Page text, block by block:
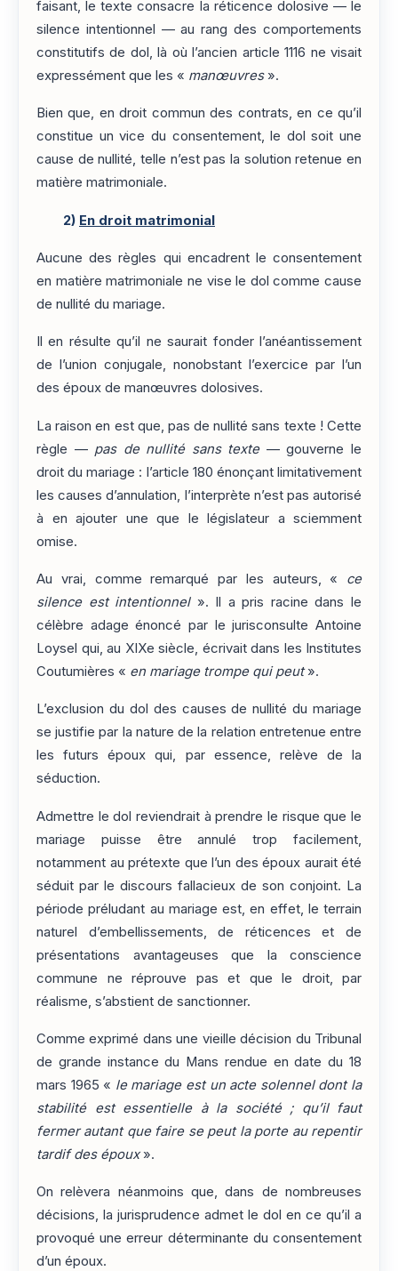
faisant, le texte consacre la réticence dolosive — le
silence intentionnel — au rang des comportements
constitutifs de dol, là où l’ancien article 1116 ne visait
expressément que les « manœuvres».
Bien que, en droit commun des contrats, en ce qu’il
constitue un vice du consentement, le dol soit une
cause de nullité, telle n’est pas la solution retenue en
matière matrimoniale.
2) En droit matrimonial
Aucune des règles qui encadrent le consentement
en matière matrimoniale ne vise le dol comme cause
de nullité du mariage.
Il en résulte qu’il ne saurait fonder l’anéantissement
de l’union conjugale, nonobstant l’exercice par l’un
des époux de manœuvres dolosives.
La raison en est que, pas de nullité sans texte ! Cette
règle — pas de nullité sans texte— gouverne le
droit du mariage : l’article 180 énonçant limitativement
les causes d’annulation, l’interprète n’est pas autorisé
à en ajouter une que le législateur a sciemment
omise.
Au vrai, comme remarqué par les auteurs, « ce
silence est intentionnel». Il a pris racine dans le
célèbre adage énoncé par le jurisconsulte Antoine
Loysel qui, au XIXe siècle, écrivait dans les Institutes
Coutumières « en mariage trompe qui peut».
L’exclusion du dol des causes de nullité du mariage
se justifie par la nature de la relation entretenue entre
les futurs époux qui, par essence, relève de la
séduction.
Admettre le dol reviendrait à prendre le risque que le
mariage puisse être annulé trop facilement,
notamment au prétexte que l’un des époux aurait été
séduit par le discours fallacieux de son conjoint. La
période préludant au mariage est, en effet, le terrain
naturel d’embellissements, de réticences et de
présentations avantageuses que la conscience
commune ne réprouve pas et que le droit, par
réalisme, s’abstient de sanctionner.
Comme exprimé dans une vieille décision du Tribunal
de grande instance du Mans rendue en date du 18
mars 1965 « le mariage est un acte solennel dont la
stabilité est essentielle à la société ; qu’il faut
fermer autant que faire se peut la porte au repentir
tardif des époux».
On relèvera néanmoins que, dans de nombreuses
décisions, la jurisprudence admet le dol en ce qu’il a
provoqué une erreur déterminante du consentement
d’un époux.